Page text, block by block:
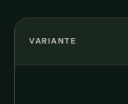
VARIANTE